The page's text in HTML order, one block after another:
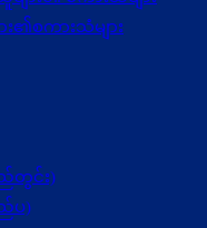
ား၏စကားသံများ
ည်တွင်း)
ည်ပ)